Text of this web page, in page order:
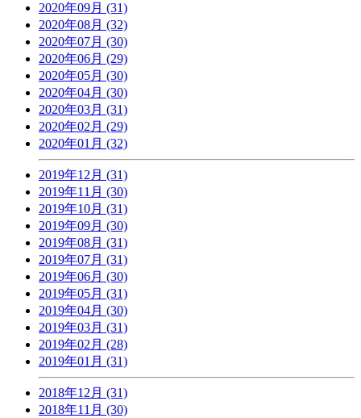
2020年09月 (31)
2020年08月 (32)
2020年07月 (30)
2020年06月 (29)
2020年05月 (30)
2020年04月 (30)
2020年03月 (31)
2020年02月 (29)
2020年01月 (32)
2019年12月 (31)
2019年11月 (30)
2019年10月 (31)
2019年09月 (30)
2019年08月 (31)
2019年07月 (31)
2019年06月 (30)
2019年05月 (31)
2019年04月 (30)
2019年03月 (31)
2019年02月 (28)
2019年01月 (31)
2018年12月 (31)
2018年11月 (30)